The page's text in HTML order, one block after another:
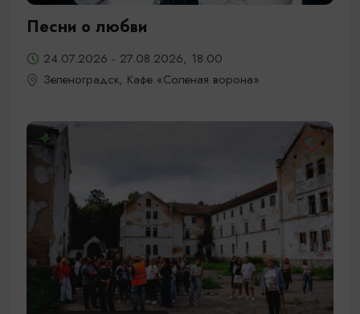
Песни о любви
24.07.2026 - 27.08.2026, 18:00
Зеленоградск, Кафе «Соленая ворона»